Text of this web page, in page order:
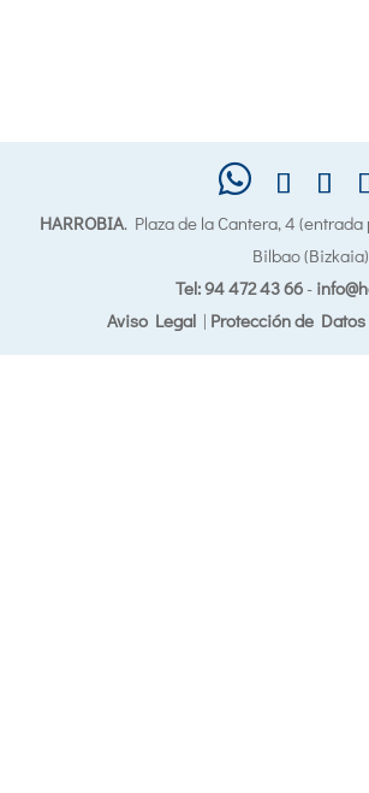
HARROBIA. Plaza de la Cantera, 4
Bilbao
Tel: 94 472 43 66-
Aviso Legal| Protección de Datos